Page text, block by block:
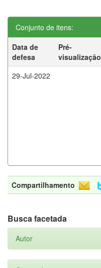
Conjunto de itens:
Data de
defesa
Pré-
visualização
29-Jul-2022
Compartilhamento
Busca facetada
Autor